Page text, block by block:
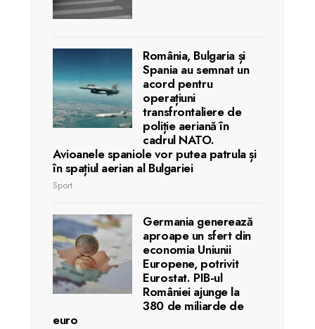
România, Bulgaria și
Spania au semnat un
acord pentru
operațiuni
transfrontaliere de
poliție aeriană în
cadrul NATO.
Avioanele spaniole vor putea patrula și
în spațiul aerian al Bulgariei
Sport
Germania generează
aproape un sfert din
economia Uniunii
Europene, potrivit
Eurostat. PIB-ul
României ajunge la
380 de miliarde de
euro